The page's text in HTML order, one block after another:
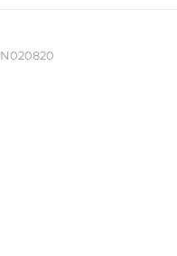
N020820